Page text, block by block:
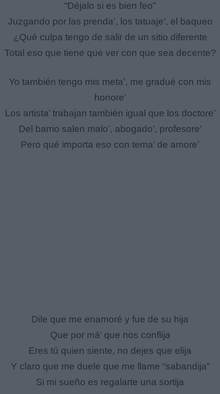
“Déjalo si es bien feo”
Juzgando por las prenda’, los tatuaje’, el baqueo
¿Qué culpa tengo de salir de un sitio diferente
Total eso que tiene que ver con que sea decente?
Yo también tengo mis meta’, me gradué con mis
honore’
Los artista’ trabajan también igual que los doctore’
Del barrio salen malo’, abogado’, profesore’
Pero qué importa eso con tema’ de amore’
Dile que me enamoré y fue de su hija
Que por má’ que nos conflija
Eres tú quien siente, no dejes que elija
Y claro que me duele que me llame “sabandija”
Si mi sueño es regalarte una sortija